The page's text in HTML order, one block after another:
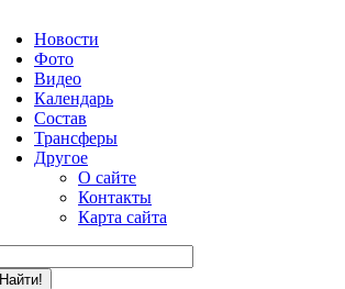
Новости
Фото
Видео
Календарь
Состав
Трансферы
Другое
О сайте
Контакты
Карта сайта
Найти!